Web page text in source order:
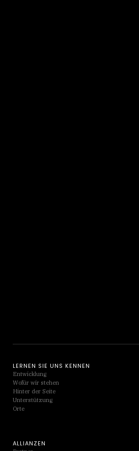
LERNEN SIE UNS KENNEN
Entwicklung
Wofür wir stehen
Hinter der Seite
Unterstützung
Orte
ALLIANZEN